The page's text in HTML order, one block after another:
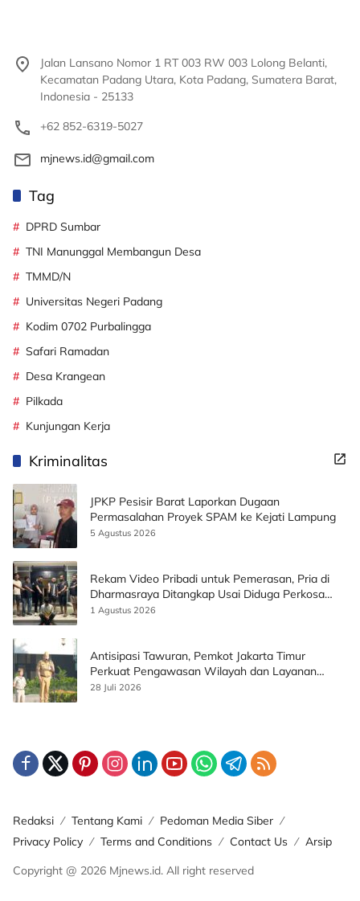
Jalan Lansano Nomor 1 RT 003 RW 003 Lolong Belanti,
Kecamatan Padang Utara, Kota Padang, Sumatera Barat,
Indonesia - 25133
+62 852-6319-5027
mjnews.id@gmail.com
Tag
DPRD Sumbar
TNI Manunggal Membangun Desa
TMMD/N
Universitas Negeri Padang
Kodim 0702 Purbalingga
Safari Ramadan
Desa Krangean
Pilkada
Kunjungan Kerja
Kriminalitas
JPKP Pesisir Barat Laporkan Dugaan
Permasalahan Proyek SPAM ke Kejati Lampung
5 Agustus 2026
Rekam Video Pribadi untuk Pemerasan, Pria di
Dharmasraya Ditangkap Usai Diduga Perkosa
Korban
1 Agustus 2026
Antisipasi Tawuran, Pemkot Jakarta Timur
Perkuat Pengawasan Wilayah dan Layanan
Publik
28 Juli 2026
Redaksi Tentang Kami
Pedoman Media Siber
Privacy Policy
Terms and Conditions Contact Us
Arsip
Copyright @ 2026 Mjnews.id. All right reserved